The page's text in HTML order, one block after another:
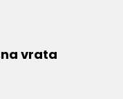
vrata